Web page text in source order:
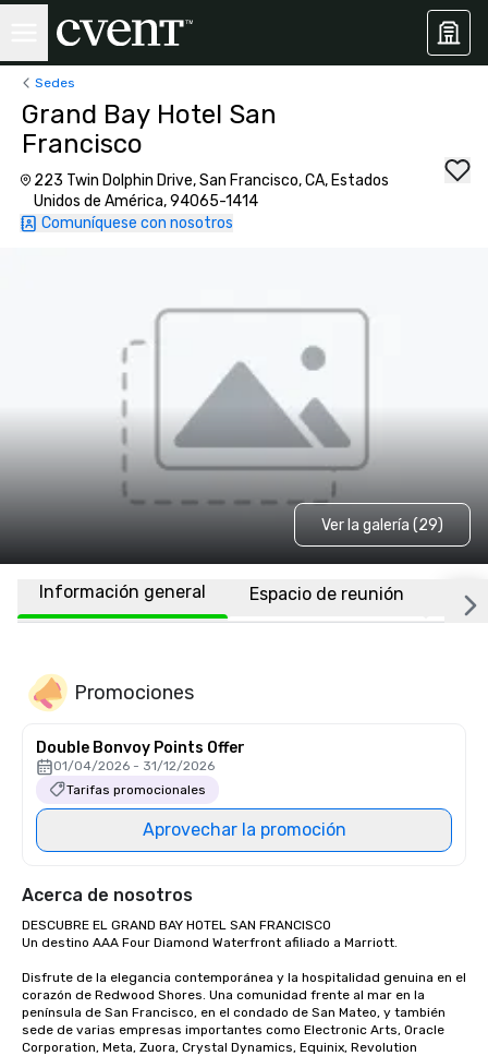
Sedes
Grand Bay Hotel San
Francisco
223 Twin Dolphin Drive, San Francisco, CA, Estados
Unidos de América, 94065-1414
Comuníquese con nosotros
Ver la galería (29)
Información general Espacio de reunión
Promociones
Double Bonvoy Points Offer
01/04/2026 - 31/12/2026
Tarifas promocionales
Aprovechar la promoción
Acerca de nosotros
DESCUBRE EL GRAND BAY HOTEL SAN FRANCISCO
Un destino AAA Four Diamond Waterfront afiliado a Marriott.
Disfrute de la elegancia contemporánea y la hospitalidad genuina en el
corazón de Redwood Shores. Una comunidad frente al mar en la
península de San Francisco, en el condado de San Mateo, y también
sede de varias empresas importantes como Electronic Arts, Oracle
Corporation, Meta, Zuora, Crystal Dynamics, Equinix, Revolution